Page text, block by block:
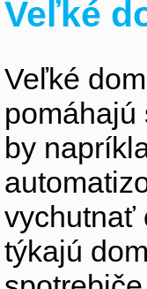
Veľké
Veľké
pomáhajú
by
vychutnať
týkajú